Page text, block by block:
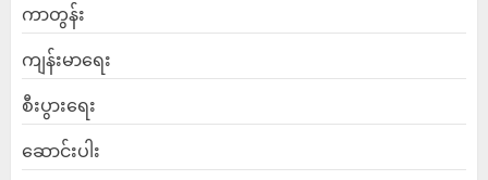
ကာတွန်း
ကျန်းမာရေး
စီးပွားရေး
ဆောင်းပါး